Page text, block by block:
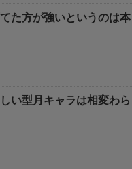
た方が強いというのは本
い型月キャラは相変わら